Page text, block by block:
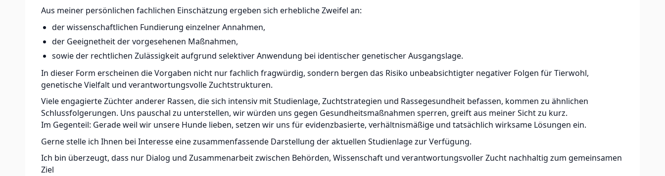
Aus meiner persönlichen fachlichen Einschätzung ergeben sich erhebliche Zweifel an:
der wissenschaftlichen Fundierung einzelner Annahmen,
der Geeignetheit der vorgesehenen Maßnahmen,
sowie der rechtlichen Zulässigkeit aufgrund selektiver Anwendung bei identischer genetischer Ausgangslage.
In dieser Form erscheinen die Vorgaben nicht nur fachlich fragwürdig, sondern bergen das Risiko unbeabsichtigter negativer Folgen für Tierwohl,
genetische Vielfalt und verantwortungsvolle Zuchtstrukturen.
Viele engagierte Züchter anderer Rassen, die sich intensiv mit Studienlage, Zuchtstrategien und Rassegesundheit befassen, kommen zu ähnlichen
Schlussfolgerungen. Uns pauschal zu unterstellen, wir würden uns gegen Gesundheitsmaßnahmen sperren, greift aus meiner Sicht zu kurz.
Im Gegenteil: Gerade weil wir unsere Hunde lieben, setzen wir uns für evidenzbasierte, verhältnismäßige und tatsächlich wirksame Lösungen ein.
Gerne stelle ich Ihnen bei Interesse eine zusammenfassende Darstellung der aktuellen Studienlage zur Verfügung.
Ich bin überzeugt, dass nur Dialog und Zusammenarbeit zwischen Behörden, Wissenschaft und verantwortungsvoller Zucht nachhaltig zum gemeinsamen
Ziel